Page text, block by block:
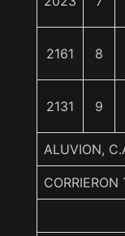
2161 8
2131 9
ALUVION,
CORRIERON